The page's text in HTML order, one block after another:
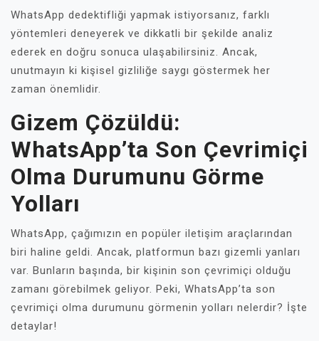
WhatsApp dedektifliği yapmak istiyorsanız, farklı
yöntemleri deneyerek ve dikkatli bir şekilde analiz
ederek en doğru sonuca ulaşabilirsiniz. Ancak,
unutmayın ki kişisel gizliliğe saygı göstermek her
zaman önemlidir.
Gizem Çözüldü:
WhatsApp’ta Son Çevrimiçi
Olma Durumunu Görme
Yolları
WhatsApp, çağımızın en popüler iletişim araçlarından
biri haline geldi. Ancak, platformun bazı gizemli yanları
var. Bunların başında, bir kişinin son çevrimiçi olduğu
zamanı görebilmek geliyor. Peki, WhatsApp’ta son
çevrimiçi olma durumunu görmenin yolları nelerdir? İşte
detaylar!